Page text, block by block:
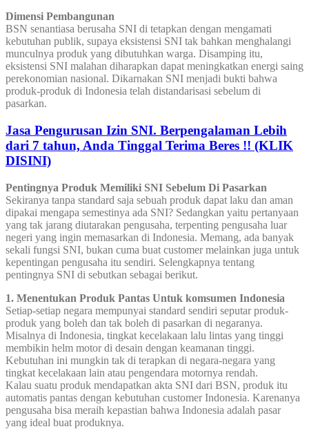
Dimensi Pembangunan
BSN senantiasa berusaha SNI di tetapkan dengan mengamati
kebutuhan publik, supaya eksistensi SNI tak bahkan menghalangi
munculnya produk yang dibutuhkan warga. Disamping itu,
eksistensi SNI malahan diharapkan dapat meningkatkan energi saing
perekonomian nasional. Dikarnakan SNI menjadi bukti bahwa
produk-produk di Indonesia telah distandarisasi sebelum di
pasarkan.
Jasa Pengurusan Izin SNI. Berpengalaman Lebih
dari 7 tahun, Anda Tinggal Terima Beres !! (KLIK
DISINI)
Pentingnya Produk Memiliki SNI Sebelum Di Pasarkan
Sekiranya tanpa standard saja sebuah produk dapat laku dan aman
dipakai mengapa semestinya ada SNI? Sedangkan yaitu pertanyaan
yang tak jarang diutarakan pengusaha, terpenting pengusaha luar
negeri yang ingin memasarkan di Indonesia. Memang, ada banyak
sekali fungsi SNI, bukan cuma buat customer melainkan juga untuk
kepentingan pengusaha itu sendiri. Selengkapnya tentang
pentingnya SNI di sebutkan sebagai berikut.
1. Menentukan Produk Pantas Untuk komsumen Indonesia
Setiap-setiap negara mempunyai standard sendiri seputar produk-
produk yang boleh dan tak boleh di pasarkan di negaranya.
Misalnya di Indonesia, tingkat kecelakaan lalu lintas yang tinggi
membikin helm motor di desain dengan keamanan tinggi.
Kebutuhan ini mungkin tak di terapkan di negara-negara yang
tingkat kecelakaan lain atau pengendara motornya rendah.
Kalau suatu produk mendapatkan akta SNI dari BSN, produk itu
automatis pantas dengan kebutuhan customer Indonesia. Karenanya
pengusaha bisa meraih kepastian bahwa Indonesia adalah pasar
yang ideal buat produknya.